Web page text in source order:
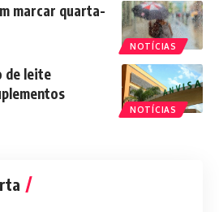
NOTÍCIAS
marcar quarta-
NOTÍCIAS
de leite